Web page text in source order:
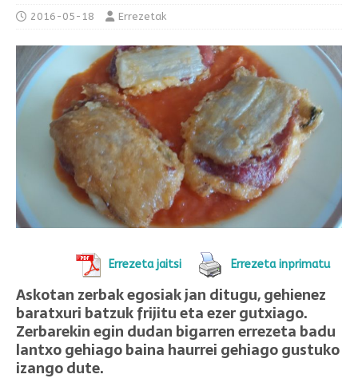
2016-05-18 Errezetak
Errezeta jaitsi Errezeta inprimatu
Askotan zerbak egosiak jan ditugu, gehienez
baratxuri batzuk frijitu eta ezer gutxiago.
Zerbarekin egin dudan bigarren errezeta badu
lantxo gehiago baina haurrei gehiago gustuko
izango dute.